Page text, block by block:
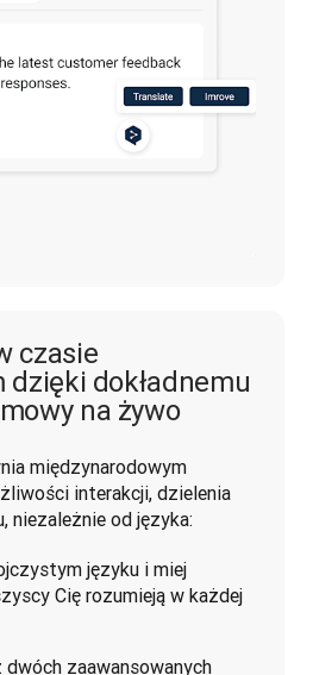
czasie
dzięki dokładnemu
na żywo
międzynarodowym
interakcji, dzielenia
niezależnie od języka:
języku i miej
Cię rozumieją w każdej
dwóch zaawansowanych